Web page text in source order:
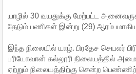
யாழில் 30 வயதுக்கு மேற்பட்ட
தேடும் பணிகள் இன்று (29)
இந்த நிலையில் யாழ். பிரதேச செயலர்
பரியோவான் கல்லூரி நிலையத்தில்
ஏற்றும் நிலையத்திற்கு சென்ற